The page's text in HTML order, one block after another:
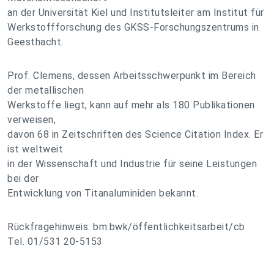
an der Universität Kiel und Institutsleiter am Institut für
Werkstoffforschung des GKSS-Forschungszentrums in
Geesthacht.
Prof. Clemens, dessen Arbeitsschwerpunkt im Bereich
der metallischen
Werkstoffe liegt, kann auf mehr als 180 Publikationen
verweisen,
davon 68 in Zeitschriften des Science Citation Index. Er
ist weltweit
in der Wissenschaft und Industrie für seine Leistungen
bei der
Entwicklung von Titanaluminiden bekannt.
Rückfragehinweis: bm:bwk/öffentlichkeitsarbeit/cb
Tel. 01/531 20-5153